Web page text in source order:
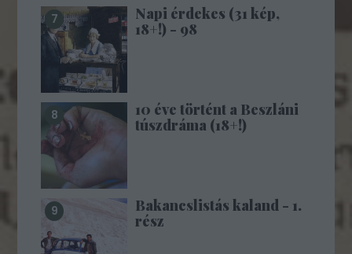
Napi érdekes (31 kép,
18+!) - 98
10 éve történt a Beszláni
túszdráma (18+!)
Bakancslistás kaland - 1.
rész